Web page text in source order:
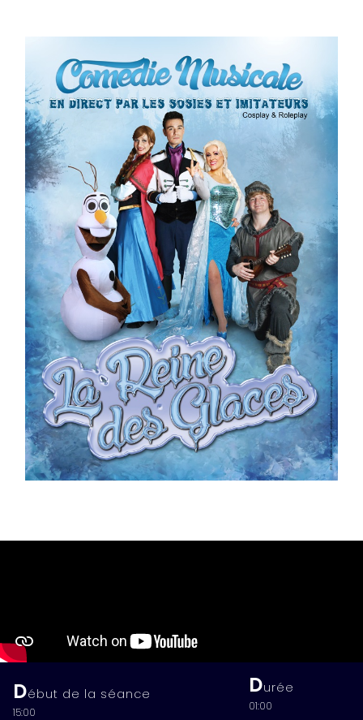
Début de la séance
15:00
Durée
01:00